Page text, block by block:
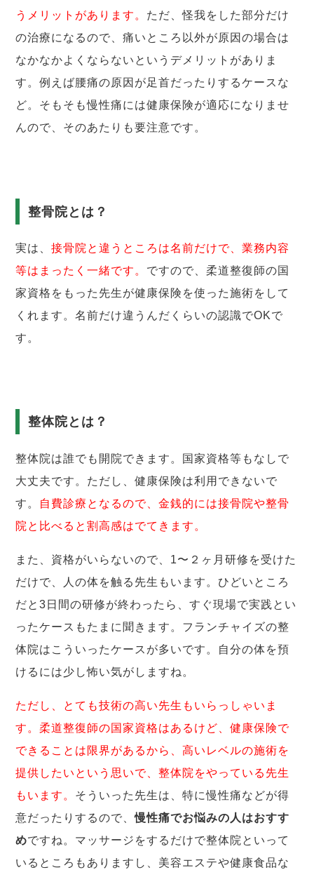
うメリットがあります。 ただ、怪我をした部分だけ
の治療になるので、痛いところ以外が原因の場合は
なかなかよくならないというデメリットがありま
す。例えば腰痛の原因が足首だったりするケースな
ど。そもそも慢性痛には健康保険が適応になりませ
んので、そのあたりも要注意です。
整骨院とは？
実は、接骨院と違うところは名前だけで、業務内容
等はまったく一緒です。 ですので、柔道整復師の国
家資格をもった先生が健康保険を使った施術をして
くれます。名前だけ違うんだくらいの認識でOKで
す。
整体院とは？
整体院は誰でも開院できます。国家資格等もなしで
大丈夫です。ただし、健康保険は利用できないで
す。 自費診療となるので、金銭的には接骨院や整骨
院と比べると割高感はでてきます。
また、資格がいらないので、1〜２ヶ月研修を受けた
だけで、人の体を触る先生もいます。ひどいところ
だと3日間の研修が終わったら、すぐ現場で実践とい
ったケースもたまに聞きます。フランチャイズの整
体院はこういったケースが多いです。自分の体を預
けるには少し怖い気がしますね。
ただし、とても技術の高い先生もいらっしゃいま
す。柔道整復師の国家資格はあるけど、健康保険で
できることは限界があるから、高いレベルの施術を
提供したいという思いで、整体院をやっている先生
もいます。 そういった先生は、特に慢性痛などが得
意だったりするので、慢性痛でお悩みの人はおすす
めですね。マッサージをするだけで整体院といって
いるところもありますし、美容エステや健康食品な